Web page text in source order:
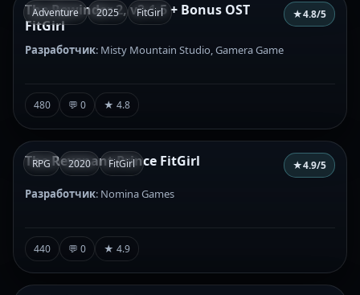
Adventure 2025 FitGirl
The Rewinder 2, v2.1.5 + Bonus OST
FitGirl
★4.8/5
Разработчик: Misty Mountain Studio, Gamera Game
480 💬 0 ★ 4.8
RPG 2020 FitGirl
The Revenant Prince FitGirl ★4.9/5
Разработчик: Nomina Games
440 💬 0 ★ 4.9